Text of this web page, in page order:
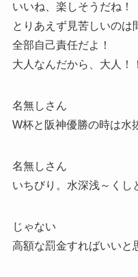
いいね、楽しそうだね！
とりあえず見苦しいのは
全部自己責任だよ！
大人なんだから、大人！！
名無しさん
W杯と阪神優勝の時は水
名無しさん
いちびり。水深浅～くし
じゃない
高額な罰金すればいいと